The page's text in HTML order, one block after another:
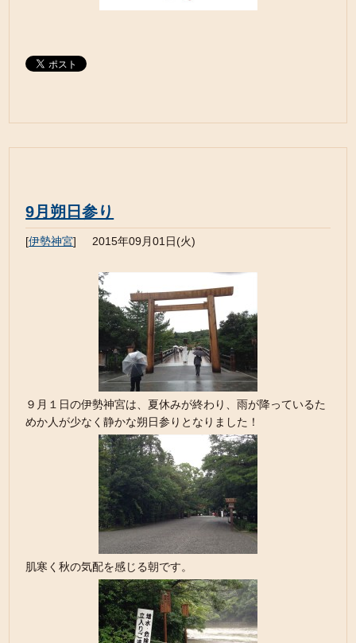
9月朔日参り
[伊勢神宮] 2015年09月01日(火)
９月１日の伊勢神宮は、夏休みが終わり、雨が降っているた
めか人が少なく静かな朔日参りとなりました！
肌寒く秋の気配を感じる朝です。